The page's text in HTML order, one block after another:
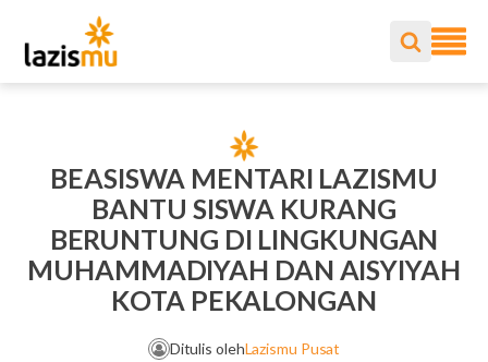
BEASISWA MENTARI LAZISMU
BANTU SISWA KURANG
BERUNTUNG DI LINGKUNGAN
MUHAMMADIYAH DAN AISYIYAH
KOTA PEKALONGAN
Ditulis olehLazismu Pusat